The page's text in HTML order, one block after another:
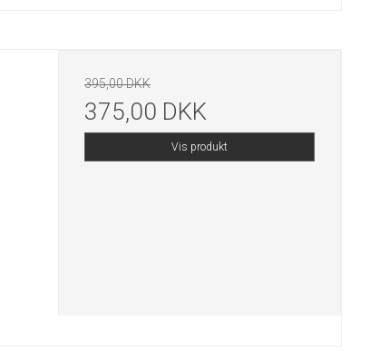
395,00 DKK
375,00 DKK
Vis produkt